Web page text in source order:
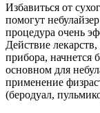
Избавиться от
помогут
процедура очень
Действие
прибора, начнется
основном для
применение
(беродуал,